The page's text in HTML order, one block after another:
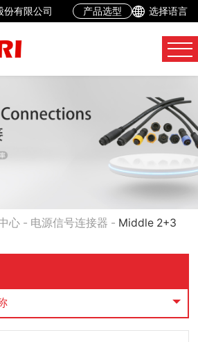
有限公司 产品选型 选择语言
心 - 电源信号连接器 - Middle 2+3